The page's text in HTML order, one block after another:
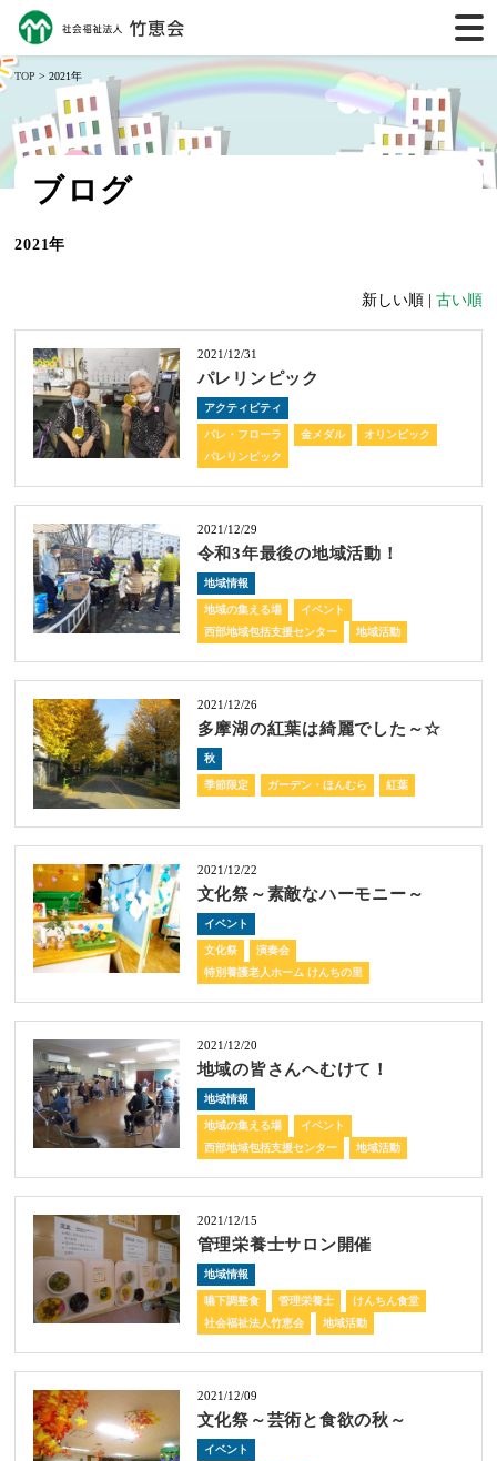
TOP > 2021年
ブログ
2021年
新しい順 | 古い順
2021/12/31
パレリンピック
アクティビティ
パレ・フローラ 金メダル
オリンピック
パレリンピック
2021/12/29
令和3年最後の地域活動！
地域情報
地域の集える場
イベント
西部地域包括支援センター
地域活動
2021/12/26
多摩湖の紅葉は綺麗でした～☆
秋
季節限定 ガーデン・ほんむら 紅葉
2021/12/22
文化祭～素敵なハーモニー～
イベント
文化祭
演奏会
特別養護老人ホーム けんちの里
2021/12/20
地域の皆さんへむけて！
地域情報
地域の集える場
イベント
西部地域包括支援センター
地域活動
2021/12/15
管理栄養士サロン開催
地域情報
嚥下調整食 管理栄養士
けんちん食堂
社会福祉法人竹恵会
地域活動
2021/12/09
文化祭～芸術と食欲の秋～
イベント